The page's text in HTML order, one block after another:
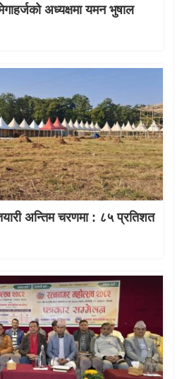
अध्यक्षमा यमन भुषाल
अन्तिम चरणमा : ८५ प्रतिशत